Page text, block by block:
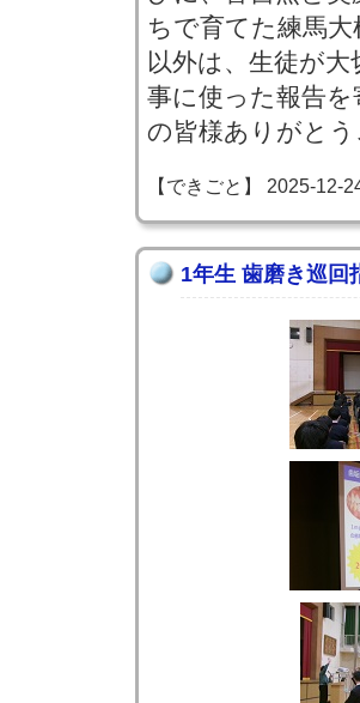
ちで育てた練馬
以外は、生徒が
事に使った報告
の皆様ありがと
【できごと】 2025-12-
1年生 歯磨き巡回